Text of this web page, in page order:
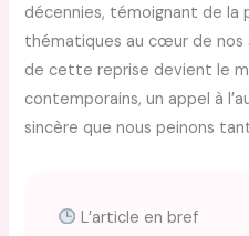
décennies, témoignant de la
thématiques au cœur de nos
de cette reprise devient le
contemporains, un appel à
sincère que nous peinons
L’article en bref